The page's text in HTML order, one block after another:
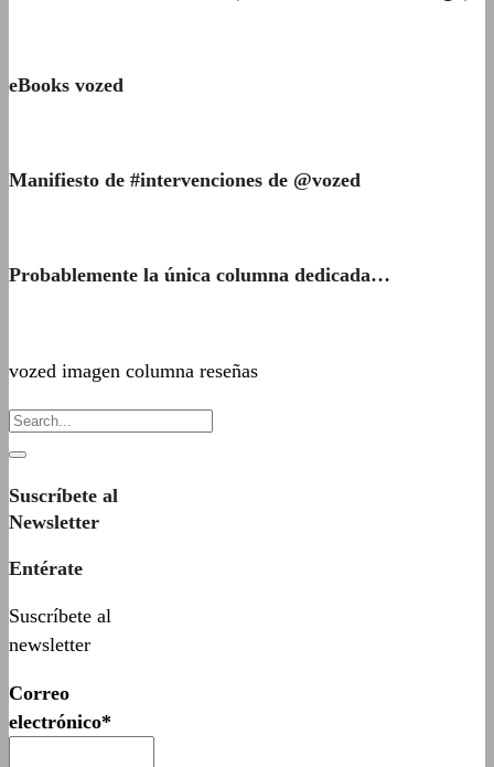
eBooks vozed
Manifiesto de #intervenciones de @vozed
Probablemente la única columna dedicada…
vozed imagen columna reseñas
Suscríbete al
Newsletter
Entérate
Suscríbete al
newsletter
Correo
electrónico*